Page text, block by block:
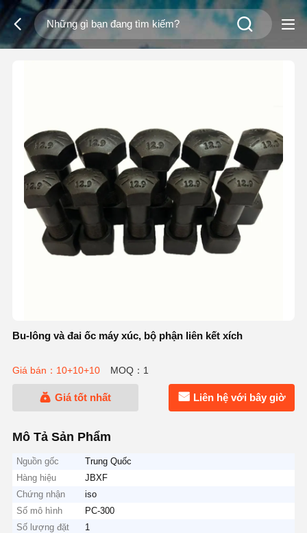
Bu-lông và đai ốc máy xúc, bộ phận liên kết xích
Giá bán：10+10+10 MOQ：1
Giá tốt nhất Liên hệ với bây giờ
Mô Tả Sản Phẩm
Nguồn gốc
Trung Quốc
Hàng hiệu
JBXF
Chứng nhận
iso
Số mô hình
PC-300
Số lượng đặt
1